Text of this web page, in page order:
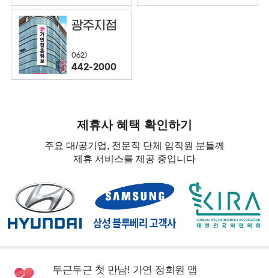
광주지점
062)
442-2000
제휴사 혜택 확인하기
주요 대/공기업, 전문직 단체 임직원 분들께
제휴 서비스를 제공 중입니다
두근두근 첫 만남! 가연 정회원 앱